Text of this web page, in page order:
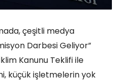
çeşitli medya
Darbesi Geliyor”
Kanunu Teklifi ile
küçük işletmelerin yok